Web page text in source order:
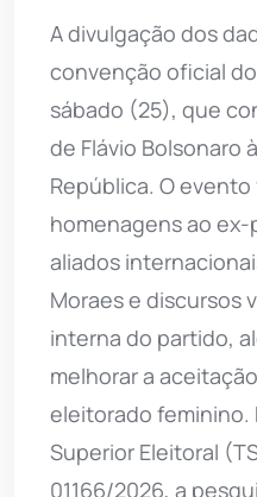
A divulgação dos
convenção oficial
sábado (25), que
de Flávio Bolsonaro
República. O
homenagens ao
aliados
Moraes e discursos
interna do partido,
melhorar a
eleitorado feminino.
Superior Eleitoral
01166/2026, a